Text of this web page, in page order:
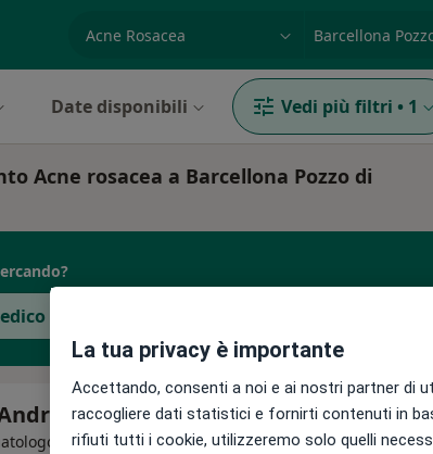
Date disponibili Vedi più filtri • 1
Acne rosacea a Barcellona Pozzo di
estetico
Ingegneri
Medico estetico,
Oggi
7 Ago 8
La tua privacy è importante
Accettando, consenti a noi e ai nostri partner di
raccogliere dati statistici e fornirti contenuti in
rifiuti tutti i cookie, utilizzeremo solo quelli